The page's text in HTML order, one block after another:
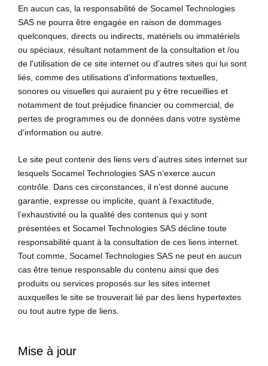
En aucun cas, la responsabilité de Socamel Technologies
SAS ne pourra être engagée en raison de dommages
quelconques, directs ou indirects, matériels ou immatériels
ou spéciaux, résultant notamment de la consultation et /ou
de l'utilisation de ce site internet ou d'autres sites qui lui sont
liés, comme des utilisations d'informations textuelles,
sonores ou visuelles qui auraient pu y être recueillies et
notamment de tout préjudice financier ou commercial, de
pertes de programmes ou de données dans votre système
d'information ou autre.
Le site peut contenir des liens vers d’autres sites internet sur
lesquels Socamel Technologies SAS n’exerce aucun
contrôle. Dans ces circonstances, il n’est donné aucune
garantie, expresse ou implicite, quant à l’exactitude,
l’exhaustivité ou la qualité des contenus qui y sont
présentées et Socamel Technologies SAS décline toute
responsabilité quant à la consultation de ces liens internet.
Tout comme, Socamel Technologies SAS ne peut en aucun
cas être tenue responsable du contenu ainsi que des
produits ou services proposés sur les sites internet
auxquelles le site se trouverait lié par des liens hypertextes
ou tout autre type de liens.
Mise à jour